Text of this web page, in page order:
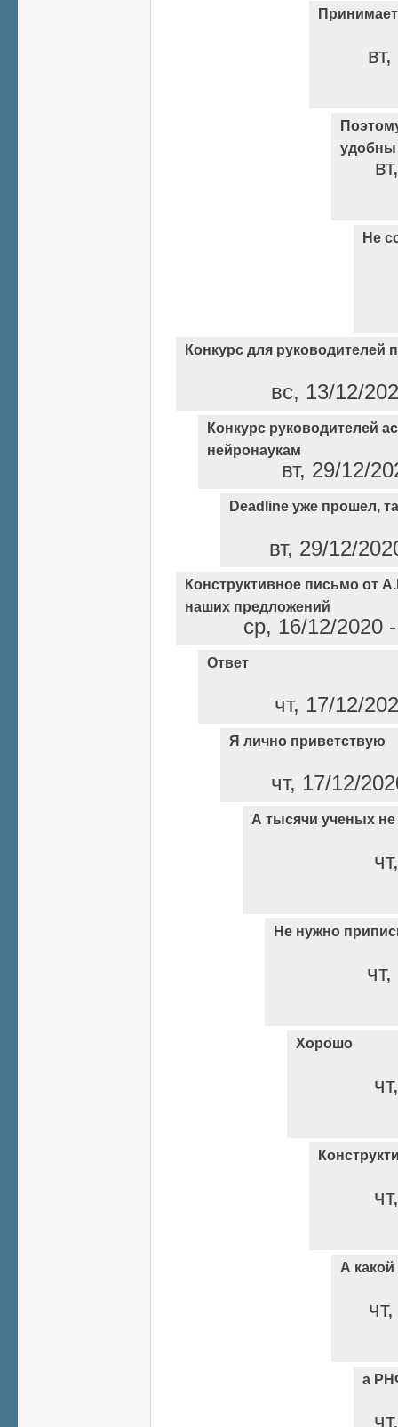
удобны
Не
Конкурс для руководителей
вс, 13/12/
Конкурс руководителей
нейронаукам
вт, 29/12/
Deadline уже прошел,
вт, 29/12/
Конструктивное письмо от
наших предложений
ср, 16/12/2020
Ответ
чт, 17/12/
Я лично приветствую
чт, 17/12/
А тысячи ученых
Не нужно
Хорошо
А
а